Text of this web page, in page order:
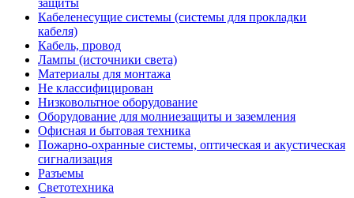
защиты
Кабеленесущие системы (системы для прокладки
кабеля)
Кабель, провод
Лампы (источники света)
Материалы для монтажа
Не классифицирован
Низковольтное оборудование
Оборудование для молниезащиты и заземления
Офисная и бытовая техника
Пожарно-охранные системы, оптическая и акустическая
сигнализация
Разъемы
Светотехника